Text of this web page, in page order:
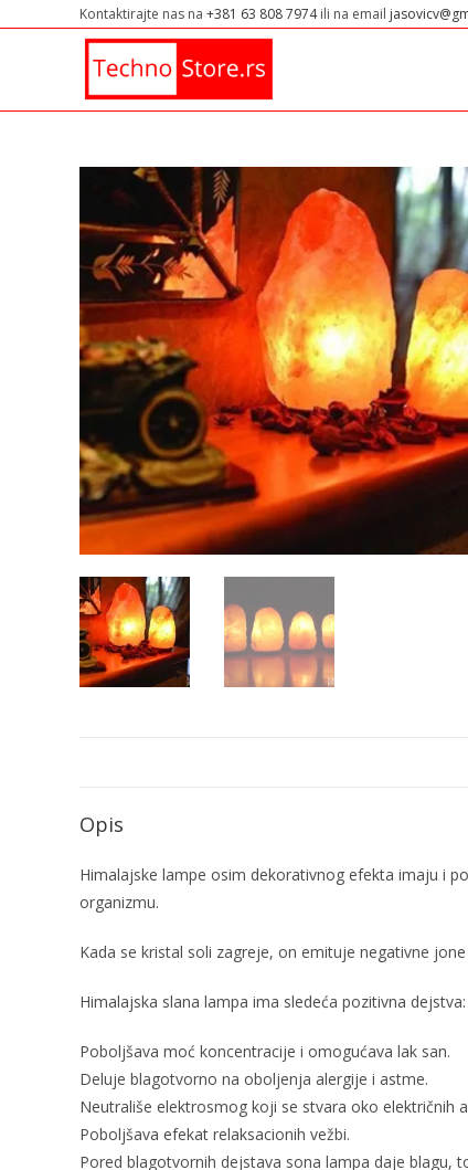
Kontaktirajte nas na +381 63 808 7974ili na email
Opis
Himalajske lampe osim dekorativnog efekta imaju i
organizmu.
Kada se kristal soli zagreje, on emituje negativne
Himalajska slana lampa ima sledeća pozitivna dejstva:
Poboljšava moć koncentracije i omogućava lak san.
Deluje blagotvorno na oboljenja alergije i astme.
Neutrališe elektrosmog koji se stvara oko električnih
Poboljšava efekat relaksacionih vežbi.
Pored blagotvornih dejstava sona lampa daje blagu,